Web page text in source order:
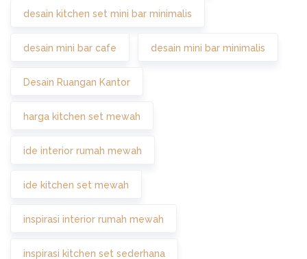
desain kitchen set mini bar minimalis
desain mini bar cafe desain mini bar minimalis
Desain Ruangan Kantor
harga kitchen set mewah
ide interior rumah mewah
ide kitchen set mewah
inspirasi interior rumah mewah
inspirasi kitchen set sederhana